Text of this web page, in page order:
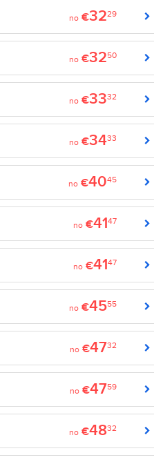
no €3229
no €3250
no €3332
no €3433
no €4045
no €4147
no €4147
no €4555
no €4732
no €4759
no €4832